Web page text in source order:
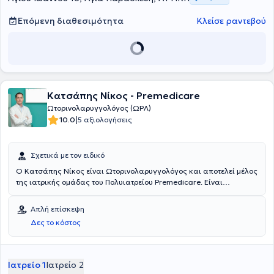
Επόμενη διαθεσιμότητα Κλείσε ραντεβού
Κατσάπης Νίκος - Premedicare
Ωτορινολαρυγγολόγος (ΩΡΛ)
10.0|5 αξιολογήσεις
Σχετικά με τον ειδικό
Ο Κατσάπης Νίκος είναι Ωτορινολαρυγγολόγος και αποτελεί μέλος
της ιατρικής ομάδας του Πολυιατρείου Premedicare. Είναι
Πανεπιστημίου Αθηνών. Ειδικεύτηκε στη Γερμανία στη Χειρουργική
Ωτoριvoλαρυγγoλoγία στο Ακαδημαϊκό νοσοκομείο Sana Klinikum
Remscheid πραγματοποιώντας πολύ μεγάλο αριθμό χειρουργείων
όλου του φάσματος της Ωτoριvoλαρυγγoλoγικής ειδικότητας σε
Χειρουργού Ωτορινολαρυγγολόγου ενηλίκων/παίδων, κατόπιν
εξετάσεων στον Ιατρικό Σύλλογο Βόρειας Ρηνανίας του Düsseldorf
Απλή επίσκεψη
Δες το κόστος
Ιατρείο 1Ιατρείο 2